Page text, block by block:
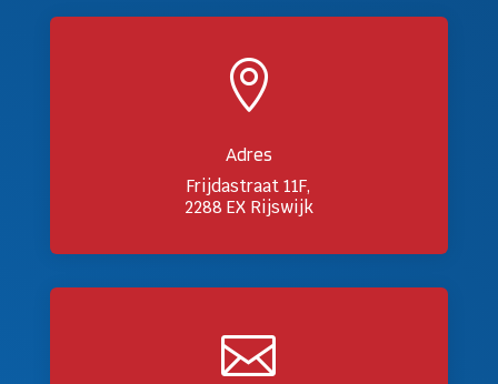

Adres
Frijdastraat 11F,
2288 EX Rijswijk
